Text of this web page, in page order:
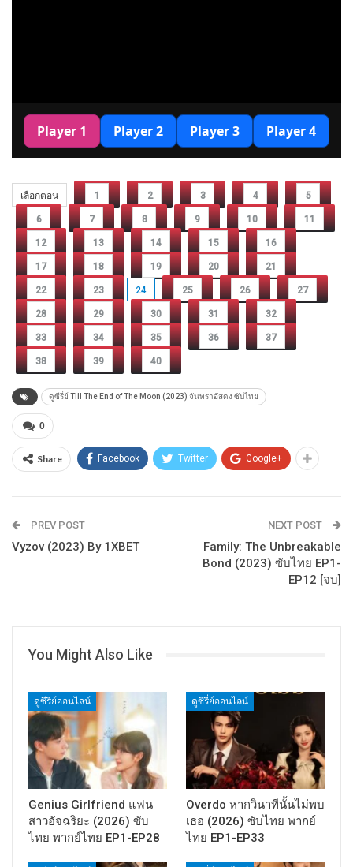
เลือกตอน 1 2 3 4 5
6 7 8 9 10 11
12 13 14 15 16
17 18 19 20 21
22 23 24 25 26 27
28 29 30 31 32
33 34 35 36 37
38 39 40
ดูซีรี่ย์ Till The End of The Moon (2023) จันทราอัสดง ซับไทย
0
Share Facebook Twitter Google+
PREV POST
Vyzov (2023) By 1XBET
NEXT POST
Family: The Unbreakable
Bond (2023) ซับไทย EP1-
EP12 [จบ]
You Might Also Like
ดูซีรี่ย์ออนไลน์
Genius Girlfriend แฟน
สาวอัจฉริยะ (2026) ซับ
ไทย พากย์ไทย EP1-EP28
ดูซีรี่ย์ออนไลน์
Overdo หากวินาทีนั้นไม่พบ
เธอ (2026) ซับไทย พากย์
ไทย EP1-EP33